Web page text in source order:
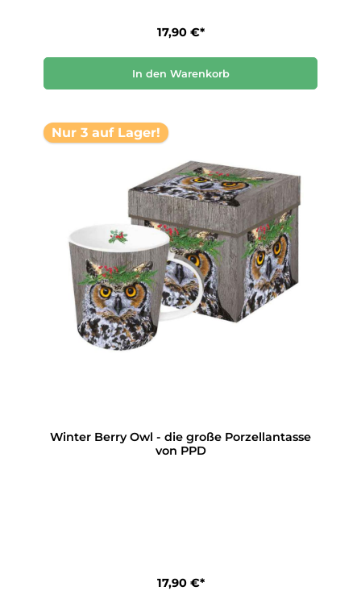
17,90 €*
In den Warenkorb
Nur 3 auf Lager!
Winter Berry Owl - die große Porzellantasse
von PPD
17,90 €*